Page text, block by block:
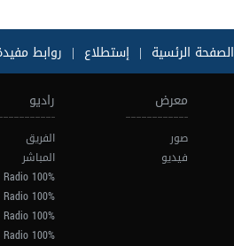
الصفحة الرئسية | إستطلاع | روابط
معرض
صور
فيديو
راديو
الفريق
المباشر
100% Tounsi Web Radio
100% Gold Web Radio
100% Clubbing Web Radio
100% Hit Web Radio